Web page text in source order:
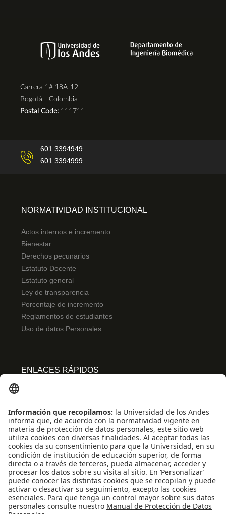
Carrera 1# 18A-12
Bogotá - Colombia
Postal Code: 111711
601 3394949
601 3394999
NORMATIVIDAD INSTITUCIONAL
Actos internos e incremento
Bienestar
Derechos pecunarios
Estatuto Docente
Estatuto general
Ley de transparencia
Porcentaje de incremento
Reglamentos de estudiantes
Uso de datos Personales
ENLACES RÁPIDOS
Convivencia y transparencia
Emergencias: Extensión 0000
Eventos destacados
Mapa del Sitio
Multimedia
Noticias
Preguntas frecuentes